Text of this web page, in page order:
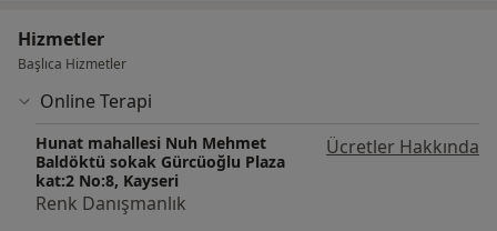
Hizmetler
Başlıca Hizmetler
Online Terapi
Hunat mahallesi Nuh Mehmet
Baldöktü sokak Gürcüoğlu Plaza
kat:2 No:8, Kayseri
Ücretler Hakkında
Renk Danışmanlık